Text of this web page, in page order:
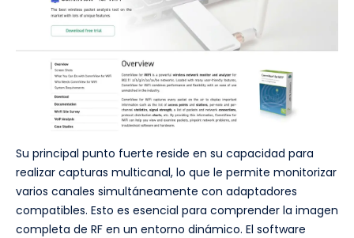
Su principal punto fuerte reside en su capacidad para
realizar capturas multicanal, lo que le permite monitorizar
varios canales simultáneamente con adaptadores
compatibles. Esto es esencial para comprender la imagen
completa de RF en un entorno dinámico. El software